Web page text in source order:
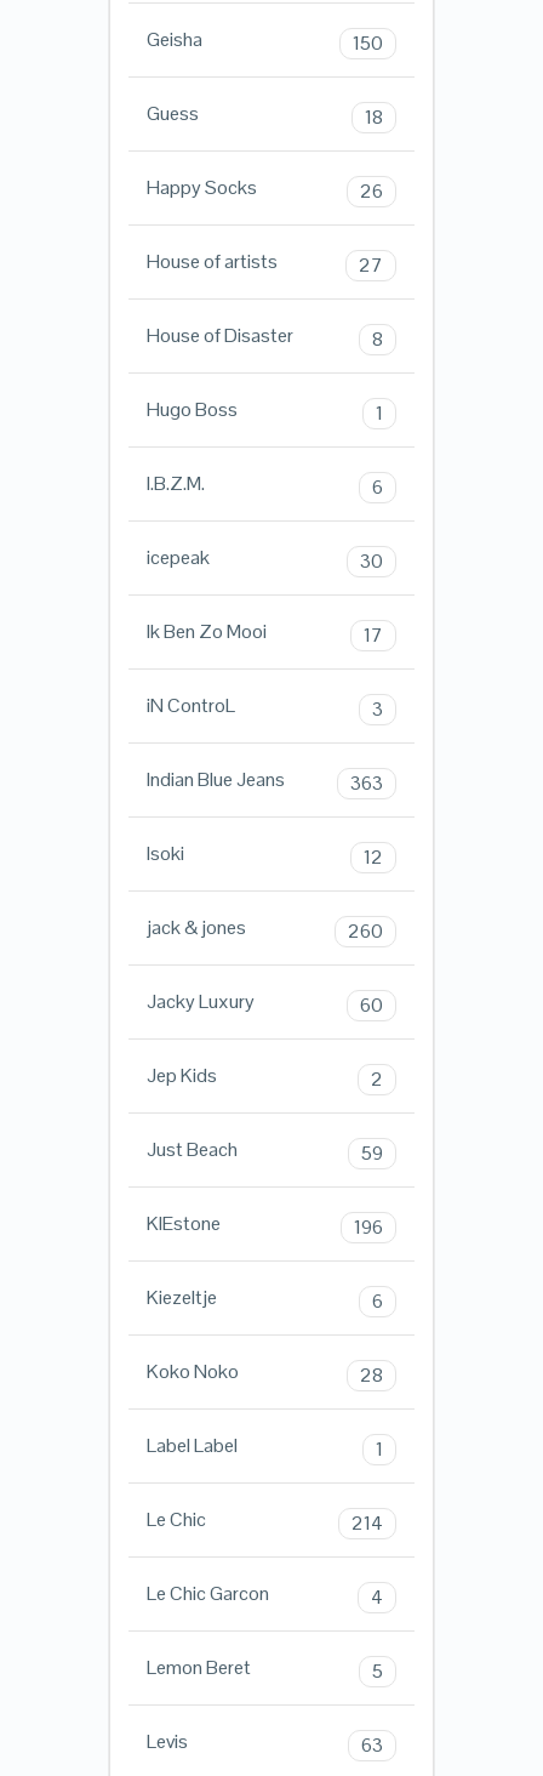
Geisha 150
Guess 18
Happy Socks 26
House of artists 27
House of Disaster 8
Hugo Boss 1
I.B.Z.M. 6
icepeak 30
Ik Ben Zo Mooi 17
iN ControL 3
Indian Blue Jeans 363
Isoki 12
jack & jones 260
Jacky Luxury 60
Jep Kids 2
Just Beach 59
KIEstone 196
Kiezeltje 6
Koko Noko 28
Label Label 1
Le Chic 214
Le Chic Garcon 4
Lemon Beret 5
Levis 63